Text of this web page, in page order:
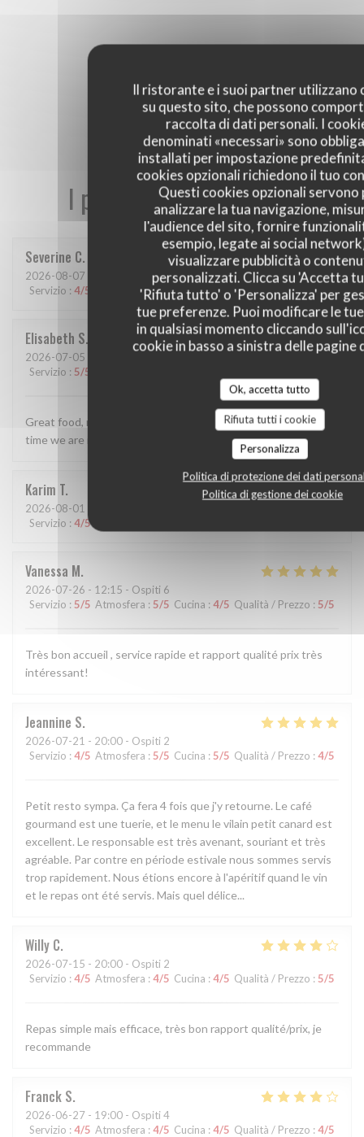
Il ristorante e i suoi partner utilizzano
su questo sito, che possono
raccolta di dati personali. I
denominati «necessari» sono
installati per impostazione
cookies opzionali richiedono il tuo
Questi cookies opzionali servono
analizzare la tua navigazione,
l'audience del sito, fornire
esempio, legate ai social
visualizzare pubblicità o
personalizzati. Clicca su 'Accetta
'Rifiuta tutto' o 'Personalizza' per
tue preferenze. Puoi modificare le
in qualsiasi momento cliccando
cookie in basso a sinistra delle pagine
Ok, accetta tutto
Rifiuta tutti i cookie
Personalizza
Politica di protezione dei dati
Politica di gestione dei cookie
I pareri dei nostri clienti
Severine C
2026-08-07 - 12:15 - Ospiti 6
Servizio : 4/5 Atmosfera:3/5 Cucina: 3/5 Qualità / Prezzo: 3/5
Elisabeth S
2026-07-05
Servizio : 5/5
Great food, really lovely staff. Perfect for us - we visit every
time we are in Tours now.
Karim T
2026-08-01
Servizio : 4/5
Vanessa M
2026-07-26 - 12:15 - Ospiti 6
Servizio : 5/5 Atmosfera : 5/5 Cucina : 4/5 Qualità / Prezzo : 5/5
Très bon accueil , service rapide et rapport qualité prix très
intéressant!
Jeannine S
2026-07-21 - 20:00 - Ospiti 2
Servizio : 4/5 Atmosfera : 5/5 Cucina : 5/5 Qualità / Prezzo : 4/5
Petit resto sympa. Ça fera 4 fois que j'y retourne. Le café
gourmand est une tuerie, et le menu le vilain petit canard est
excellent. Le responsable est très avenant, souriant et très
agréable. Par contre en période estivale nous sommes servis
trop rapidement. Nous étions encore à l'apéritif quand le vin
et le repas ont été servis. Mais quel délice...
Willy C
2026-07-15 - 20:00 - Ospiti 2
Servizio : 4/5 Atmosfera : 4/5 Cucina : 4/5 Qualità / Prezzo : 5/5
Repas simple mais efficace, très bon rapport qualité/prix, je
recommande
Franck S
2026-06-27 - 19:00 - Ospiti 4
Servizio : 4/5 Atmosfera : 4/5 Cucina : 4/5 Qualità / Prezzo : 4/5